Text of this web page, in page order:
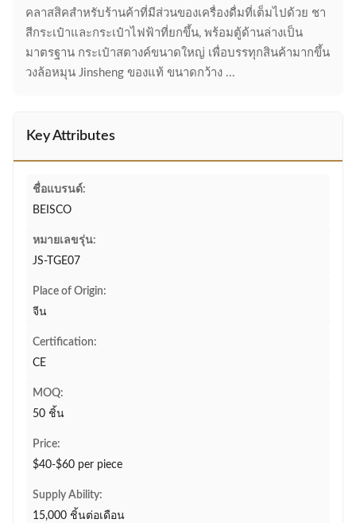
คลาสสิคสําหรับร้านค้าที่มีส่วนของเครื่องดื่มที่เต็มไปด้วย ชา
สีกระเป๋าและกระเป๋าไฟฟ้าที่ยกขึ้น, พร้อมตู้ด้านล่างเป็น
มาตรฐาน กระเป๋าสตางค์ขนาดใหญ่ เพื่อบรรทุกสินค้ามากขึ้น
วงล้อหมุน Jinsheng ของแท้ ขนาดกว้าง ...
Key Attributes
ชื่อแบรนด์:
BEISCO
หมายเลขรุ่น:
JS-TGE07
Place of Origin:
จีน
Certification:
CE
MOQ:
50 ชิ้น
Price:
$40-$60 per piece
Supply Ability:
15,000 ชิ้นต่อเดือน